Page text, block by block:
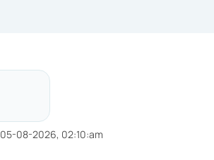
05-08-2026, 02:10:am